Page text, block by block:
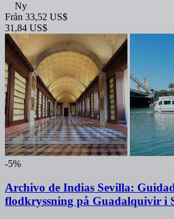
Ny
Från 33,52 US$
31,84 US$
-5%
Archivo de Indias Sevilla:
flodkryssning på Guadalquivir i